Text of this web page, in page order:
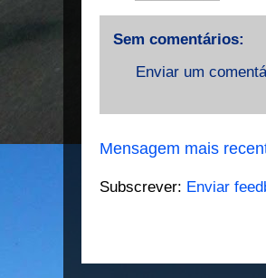
Sem comentários:
Enviar um
Mensagem mais
Subscrever: Enviar